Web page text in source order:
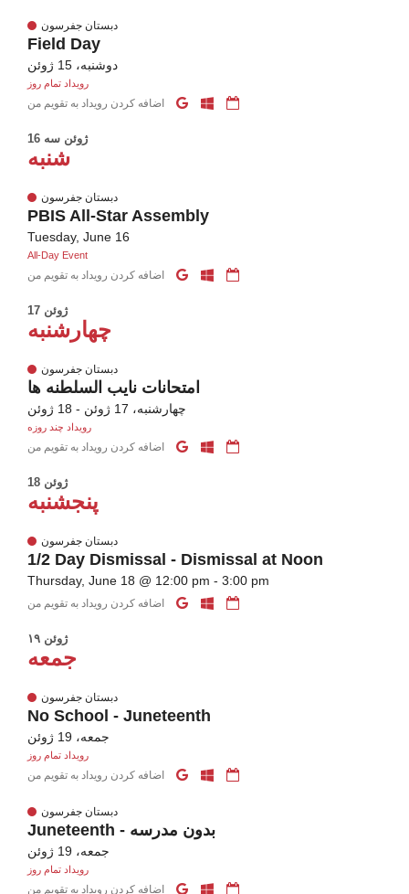
دبستان جفرسون
Field Day
دوشنبه، 15 ژوئن
رویداد تمام روز
16 ژوئن سه
شنبه
دبستان جفرسون
PBIS All-Star Assembly
Tuesday, June 16
All-Day Event
17 ژوئن
چهارشنبه
دبستان جفرسون
امتحانات نایب السلطنه ها
چهارشنبه، 17 ژوئن - 18 ژوئن
رویداد چند روزه
18 ژوئن
پنجشنبه
دبستان جفرسون
1/2 Day Dismissal - Dismissal at Noon
Thursday, June 18 @ 12:00 pm - 3:00 pm
۱۹ ژوئن
جمعه
دبستان جفرسون
No School - Juneteenth
جمعه، 19 ژوئن
رویداد تمام روز
دبستان جفرسون
Juneteenth - بدون مدرسه
جمعه، 19 ژوئن
رویداد تمام روز